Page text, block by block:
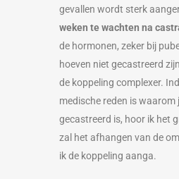
gevallen wordt sterk
weken te wachten na
de hormonen, zeker bij
hoeven niet gecastreerd
de koppeling complexer.
medische reden is waarom
gecastreerd is, hoor ik het
zal het afhangen van de
ik de koppeling aanga.